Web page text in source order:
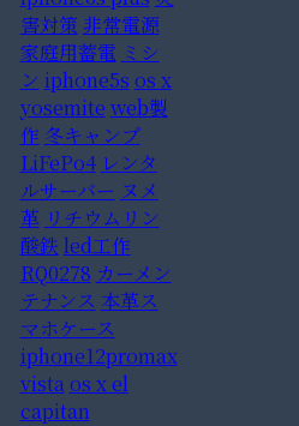
害対策非常電源
家庭用蓄電 ミシ
ン iphone5s os x
yosemite web製
作 冬キャンプ
LiFePo4 レンタ
ルサーバー ヌメ
革 リチウムリン
酸鉄 led工作
RQ0278 カーメン
テナンス 本革ス
マホケース
iphone12promax
vistaos x el
capitan